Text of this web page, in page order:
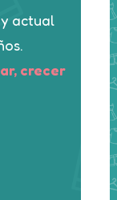
actual
crecer